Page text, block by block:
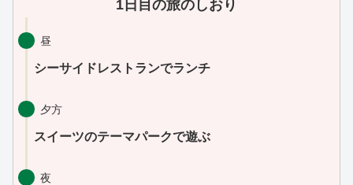
1日目の旅のしおり
昼
シーサイドレストランでランチ
夕方
スイーツのテーマパークで遊ぶ
夜